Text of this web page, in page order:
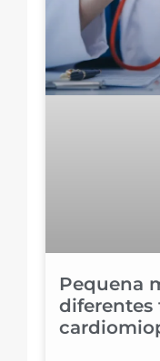
Pequena
diferentes